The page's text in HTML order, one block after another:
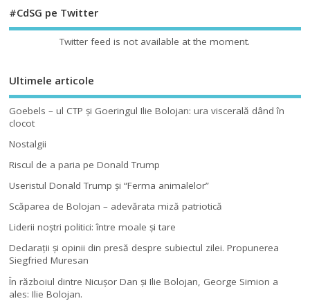
#CdSG pe Twitter
Twitter feed is not available at the moment.
Ultimele articole
Goebels – ul CTP şi Goeringul Ilie Bolojan: ura viscerală dând în
clocot
Nostalgii
Riscul de a paria pe Donald Trump
Useristul Donald Trump şi “Ferma animalelor”
Scăparea de Bolojan – adevărata miză patriotică
Liderii noştri politici: între moale şi tare
Declaraţii şi opinii din presă despre subiectul zilei. Propunerea
Siegfried Muresan
În războiul dintre Nicuşor Dan şi Ilie Bolojan, George Simion a
ales: Ilie Bolojan.